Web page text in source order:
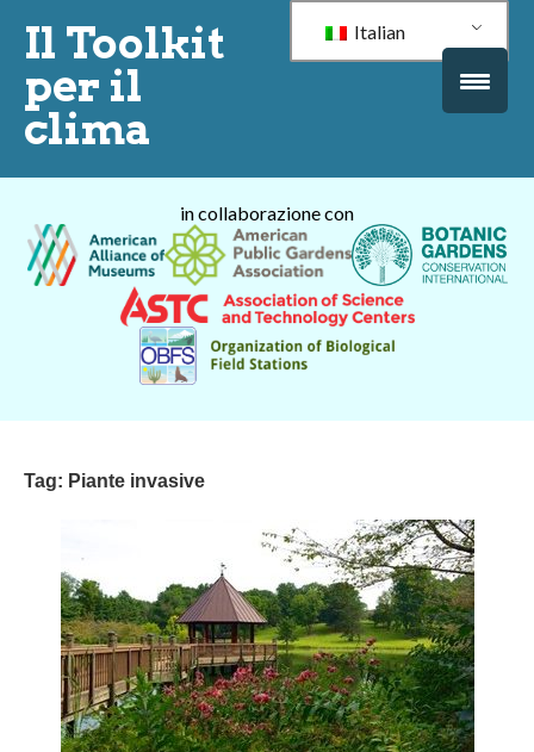
Il Toolkit
per il
clima
Italian
in collaborazione con
Tag: Piante invasive